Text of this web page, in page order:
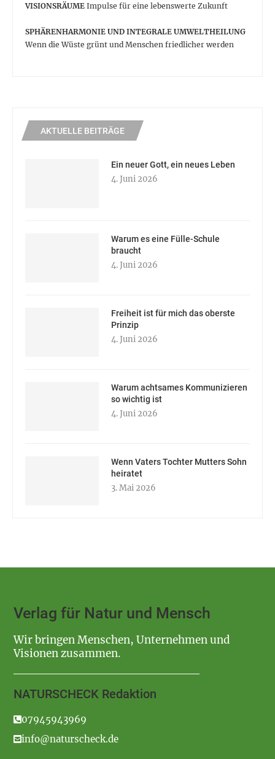
VISIONSRÄUME Impulse für eine lebenswerte Zukunft
SPHÄRENHARMONIE UND INTEGRALE UMWELTHEILUNG
Wenn die Wüste grünt und Menschen friedlicher werden
AKTUELLE BEITRÄGE
Ein neuer Gott, ein neues Leben
4. Juni 2026
Warum es eine Fülle-Schule
braucht
4. Juni 2026
Freiheit ist für mich das oberste
Prinzip
4. Juni 2026
Warum achtsames Kommunizieren
so wichtig ist
4. Juni 2026
Wenn Vaters Tochter Mutters Sohn
heiratet
3. Mai 2026
Verlag für Natur und Mensch
Wir bringen Menschen, Unternehmen und
Visionen zusammen.
NATURSCHECK Redaktion
07945943969
info@naturscheck.de